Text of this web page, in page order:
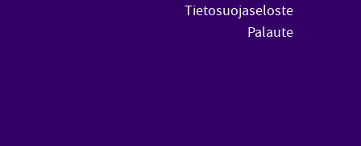
Tietosuojaseloste
Palaute